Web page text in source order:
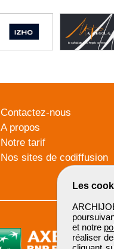
Les
et notre
réaliser
Contactez-nous
A propos
Notre tarif
Nos sites de codiffusion